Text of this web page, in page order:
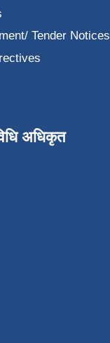
Tender Notices
अधिकृत